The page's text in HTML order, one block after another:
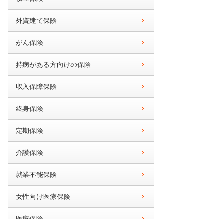
外資建て保険
がん保険
持病がある方向けの保険
収入保障保険
終身保険
定期保険
介護保険
就業不能保険
女性向け医療保険